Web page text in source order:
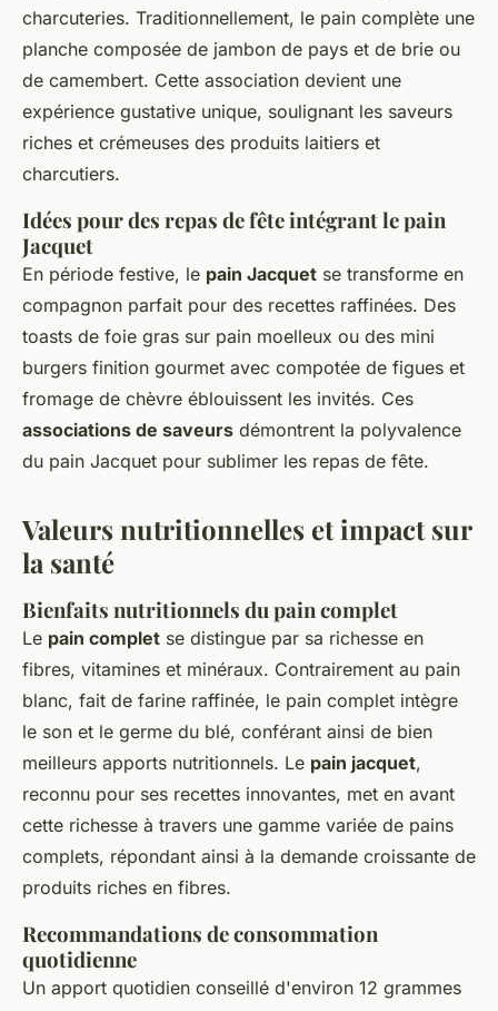
charcuteries. Traditionnellement, le pain complète une
planche composée de jambon de pays et de brie ou
de camembert. Cette association devient une
expérience gustative unique, soulignant les saveurs
riches et crémeuses des produits laitiers et
charcutiers.
Idées pour des repas de fête intégrant le pain
Jacquet
En période festive, le pain Jacquet se transforme en
compagnon parfait pour des recettes raffinées. Des
toasts de foie gras sur pain moelleux ou des mini
burgers finition gourmet avec compotée de figues et
fromage de chèvre éblouissent les invités. Ces
associations de saveurs démontrent la polyvalence
du pain Jacquet pour sublimer les repas de fête.
Valeurs nutritionnelles et impact sur
la santé
Bienfaits nutritionnels du pain complet
Le pain complet se distingue par sa richesse en
fibres, vitamines et minéraux. Contrairement au pain
blanc, fait de farine raffinée, le pain complet intègre
le son et le germe du blé, conférant ainsi de bien
meilleurs apports nutritionnels. Le pain jacquet,
reconnu pour ses recettes innovantes, met en avant
cette richesse à travers une gamme variée de pains
complets, répondant ainsi à la demande croissante de
produits riches en fibres.
Recommandations de consommation
quotidienne
Un apport quotidien conseillé d'environ 12 grammes